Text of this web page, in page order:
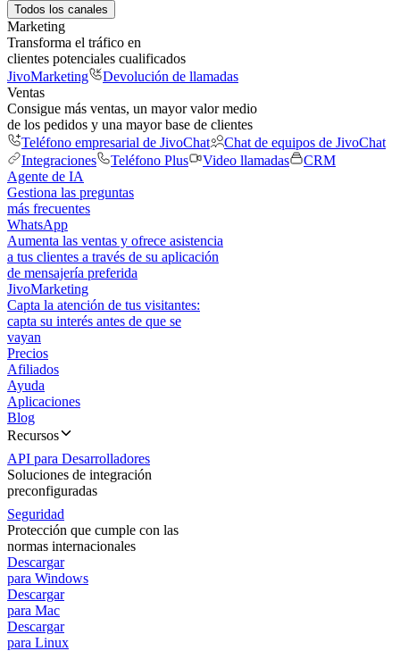
Todos los canales
Marketing
Transforma el tráfico en
clientes potenciales cualificados
JivoMarketing
Devolución de llamadas
Ventas
Consigue más ventas, un mayor valor medio
de los pedidos y una mayor base de clientes
Teléfono empresarial de JivoChat
Chat de equipos de JivoChat
Integraciones
Teléfono Plus Video llamadas
CRM
Agente de IA
Gestiona las preguntas
más frecuentes
WhatsApp
Aumenta las ventas y ofrece asistencia
a tus clientes a través de su aplicación
de mensajería preferida
JivoMarketing
Capta la atención de tus visitantes:
capta su interés antes de que se
vayan
Precios
Afiliados
Ayuda
Aplicaciones
Blog
Recursos
API para Desarrolladores
Soluciones de integración
preconfiguradas
Seguridad
Protección que cumple con las
normas internacionales
Descargar
para Windows
Descargar
para Mac
Descargar
para Linux